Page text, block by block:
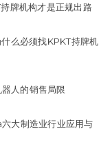
牌机构才是正规出路
么必须找KPKT持牌机
人的销售局限
大制造业行业应用与